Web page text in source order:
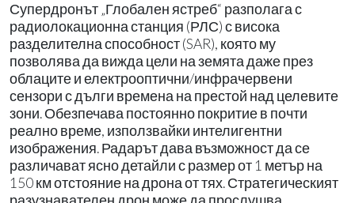
Супердронът „Глобален ястреб“ разполага с
радиолокационна станция (РЛС) с висока
разделителна способност (SAR), която му
позволява да вижда цели на земята даже през
облаците и електрооптични/инфрачервени
сензори с дълги времена на престой над целевите
зони. Обезпечава постоянно покритие в почти
реално време, използвайки интелигентни
изображения. Радарът дава възможност да се
различават ясно детайли с размер от 1 метър на
150 км отстояние на дрона от тях. Стратегическият